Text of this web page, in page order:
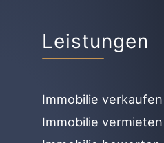
Leistungen
Immobilie verkaufen
Immobilie vermieten